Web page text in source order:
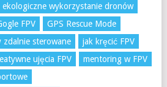
ekologiczne wykorzystanie dronów
FPV
GPS Rescue Mode
sterowane
jak kręcić FPV
ujęcia FPV
mentoring w FPV